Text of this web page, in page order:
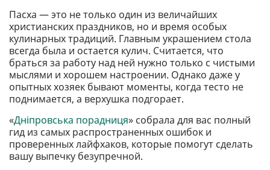
Пасха — это не только один из величайших
христианских праздников, но и время особых
кулинарных традиций. Главным украшением стола
всегда была и остается кулич. Считается, что
браться за работу над ней нужно только с чистыми
мыслями и хорошем настроении. Однако даже у
опытных хозяек бывают моменты, когда тесто не
поднимается, а верхушка подгорает.
«Дніпровська порадниця» собрала для вас полный
гид из самых распространенных ошибок и
проверенных лайфхаков, которые помогут сделать
вашу выпечку безупречной.